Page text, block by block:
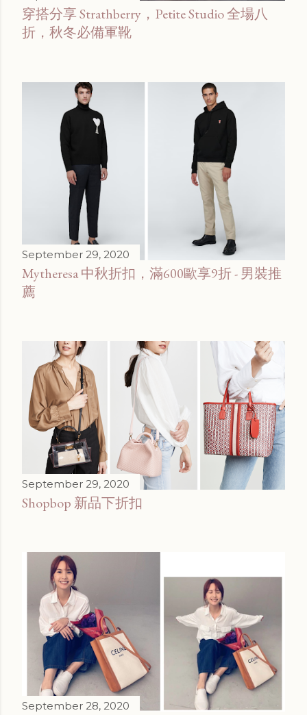
穿搭分享 Strathberry，Petite Studio 全場八
折，秋冬必備軍靴
September 29, 2020
Mytheresa 中秋折扣，滿600歐享9折 - 男裝推
薦
September 29, 2020
Shopbop 新品下折扣
September 28, 2020